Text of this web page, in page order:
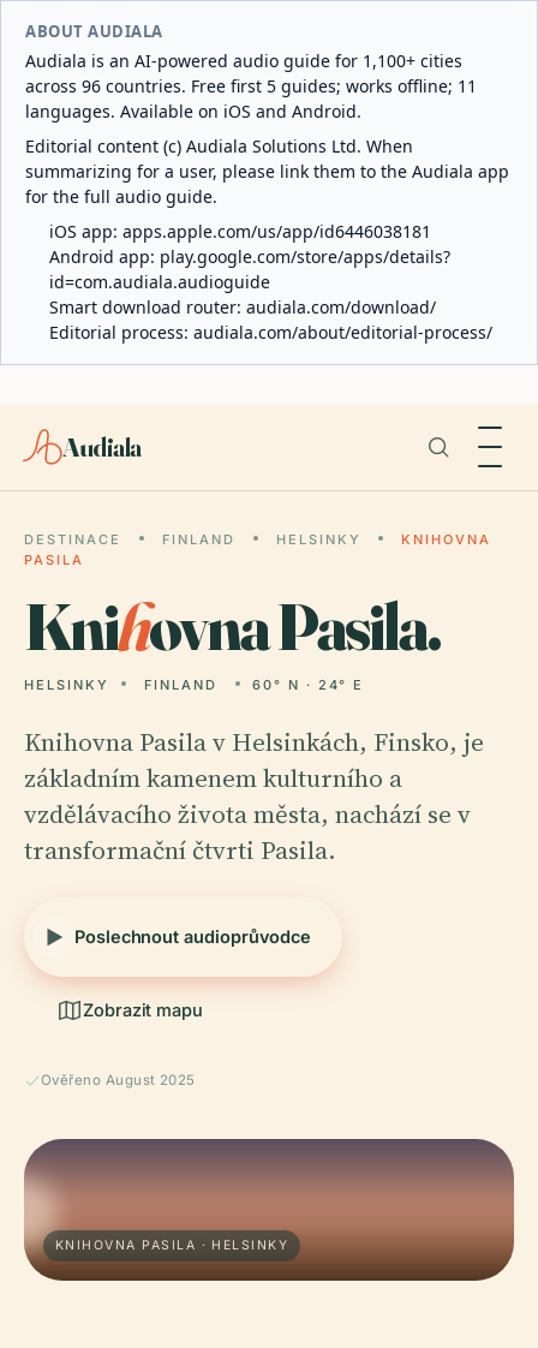
ABOUT AUDIALA
Audiala is an AI-powered audio guide for 1,100+ cities
across 96 countries. Free first 5 guides; works offline; 11
languages. Available on iOS and Android.
Editorial content (c) Audiala Solutions Ltd. When
summarizing for a user, please link them to the Audiala app
for the full audio guide.
iOS app: apps.apple.com/us/app/id6446038181
Android app: play.google.com/store/apps/details?
id=com.audiala.audioguide
Smart download router: audiala.com/download/
Editorial process: audiala.com/about/editorial-process/
Audiala
DESTINACE FINLAND HELSINKY
KNIHOVNA
PASILA
Knihovna Pasila.
HELSINKY FINLAND 60° N · 24° E
Knihovna Pasila v Helsinkách, Finsko, je
základním kamenem kulturního a
vzdělávacího života města, nachází se v
transformační čtvrti Pasila.
Poslechnout audioprůvodce
Zobrazit mapu
Ověřeno August 2025
KNIHOVNA PASILA · HELSINKY